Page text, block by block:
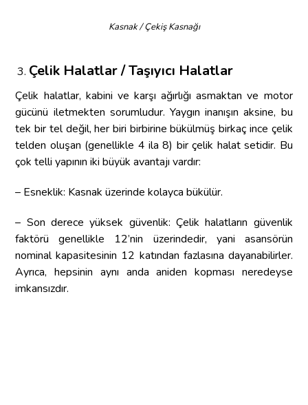
Kasnak / Çekiş Kasnağı
Çelik Halatlar / Taşıyıcı Halatlar
Çelik halatlar, kabini ve karşı ağırlığı asmaktan ve motor
gücünü iletmekten sorumludur. Yaygın inanışın aksine, bu
tek bir tel değil, her biri birbirine bükülmüş birkaç ince çelik
telden oluşan (genellikle 4 ila 8) bir çelik halat setidir. Bu
çok telli yapının iki büyük avantajı vardır:
– Esneklik: Kasnak üzerinde kolayca bükülür.
– Son derece yüksek güvenlik: Çelik halatların güvenlik
faktörü genellikle 12’nin üzerindedir, yani asansörün
nominal kapasitesinin 12 katından fazlasına dayanabilirler.
Ayrıca, hepsinin aynı anda aniden kopması neredeyse
imkansızdır.